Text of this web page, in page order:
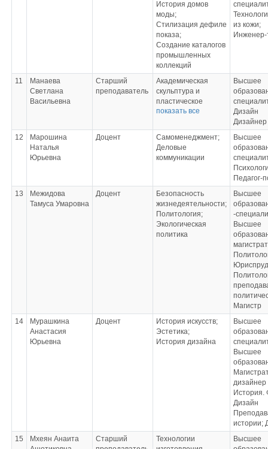
История домов
моды;
Стилизация дефиле
показа;
Создание каталогов
промышленных
коллекций
из кожи;
Инженер-
11
Манаева
Светлана
Васильевна
Старший
преподаватель
Академическая
скульптура и
пластическое
моделирование;
дизайне костюма;
Компьютерное
проектирование
костюма;
дизайне костюма
показать все
Высшее
Дизайн
Дизайнер
12
Марошина
Наталья
Юрьевна
Доцент
Самоменеджмент;
Деловые
коммуникации
Высшее
Педагог-
13
Межидова
Тамуса Умаровна
Доцент
Безопасность
жизнедеятельности;
Политология;
Экологическая
политика
Высшее
-
Высшее
Магистр
14
Мурашкина
Анастасия
Юрьевна
Доцент
История искусств;
Эстетика;
История дизайна
Высшее
Высшее
дизайнер
История.
Дизайн
истории;
15
Мхеян Анаита
Старший
Технологии
Высшее